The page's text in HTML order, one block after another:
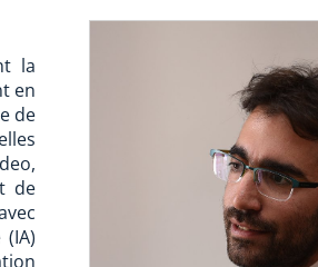
la
en
de
de